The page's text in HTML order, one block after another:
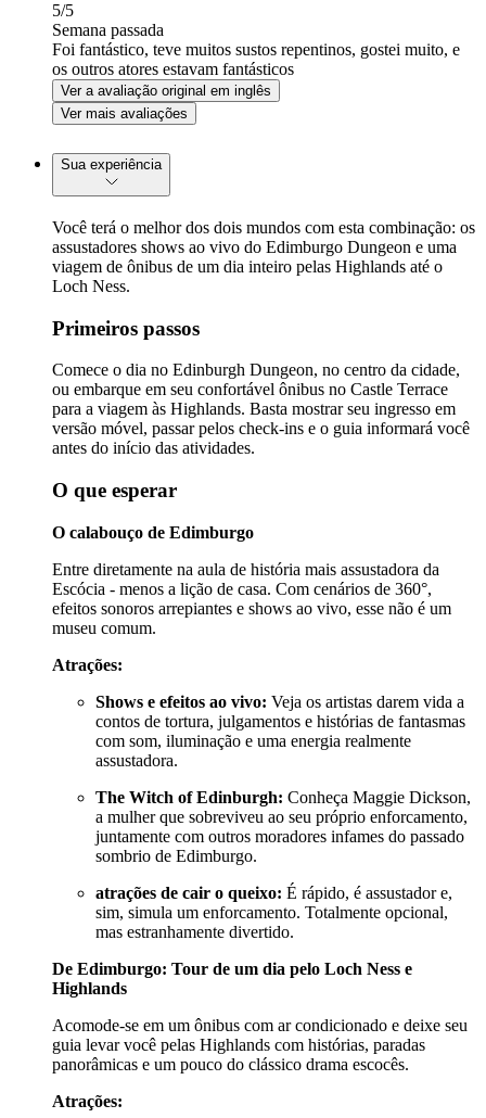
5/5
Semana passada
Foi fantástico, teve muitos sustos repentinos, gostei muito, e
os outros atores estavam fantásticos
Ver a avaliação original em inglês
Ver mais avaliações
Sua experiência
Você terá o melhor dos dois mundos com esta combinação: os
assustadores shows ao vivo do Edimburgo Dungeon e uma
viagem de ônibus de um dia inteiro pelas Highlands até o
Loch Ness.
Primeiros passos
Comece o dia no Edinburgh Dungeon, no centro da cidade,
ou embarque em seu confortável ônibus no Castle Terrace
para a viagem às Highlands. Basta mostrar seu ingresso em
versão móvel, passar pelos check-ins e o guia informará você
antes do início das atividades.
O que esperar
O calabouço de Edimburgo
Entre diretamente na aula de história mais assustadora da
Escócia - menos a lição de casa. Com cenários de 360°,
efeitos sonoros arrepiantes e shows ao vivo, esse não é um
museu comum.
Atrações:
Shows e efeitos ao vivo: Veja os artistas darem vida a
contos de tortura, julgamentos e histórias de fantasmas
com som, iluminação e uma energia realmente
assustadora.
The Witch of Edinburgh: Conheça Maggie Dickson,
a mulher que sobreviveu ao seu próprio enforcamento,
juntamente com outros moradores infames do passado
sombrio de Edimburgo.
atrações de cair o queixo: É rápido, é assustador e,
sim, simula um enforcamento. Totalmente opcional,
mas estranhamente divertido.
De Edimburgo: Tour de um dia pelo Loch Ness e
Highlands
Acomode-se em um ônibus com ar condicionado e deixe seu
guia levar você pelas Highlands com histórias, paradas
panorâmicas e um pouco do clássico drama escocês.
Atrações: